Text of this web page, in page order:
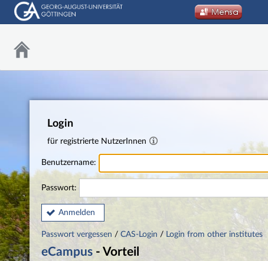
Login
für registrierte NutzerInnen
Benutzername:
Passwort:
Anmelden
Passwort vergessen / CAS-Login / Login from other institutes
eCampus - Vorteil